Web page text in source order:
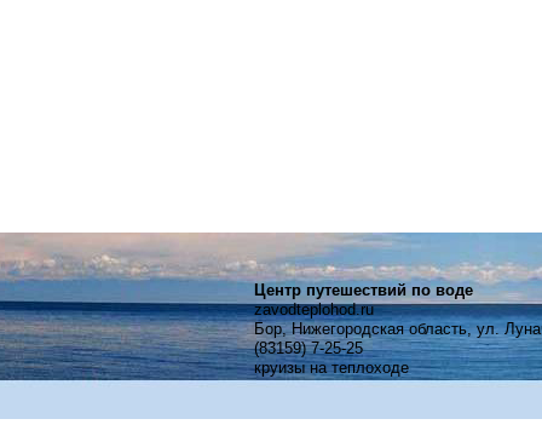
Центр путешествий по воде
zavodteplohod.ru
Бор, Нижегородская область, ул.
(83159) 7-25-25
круизы на теплоходе